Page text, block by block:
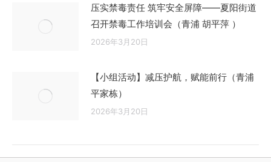
压实禁毒责任 筑牢安全屏障——夏阳街道
召开禁毒工作培训会（青浦 胡平萍 ）
2026年3月20日
【小组活动】减压护航，赋能前行（青浦
平家栋）
2026年3月20日